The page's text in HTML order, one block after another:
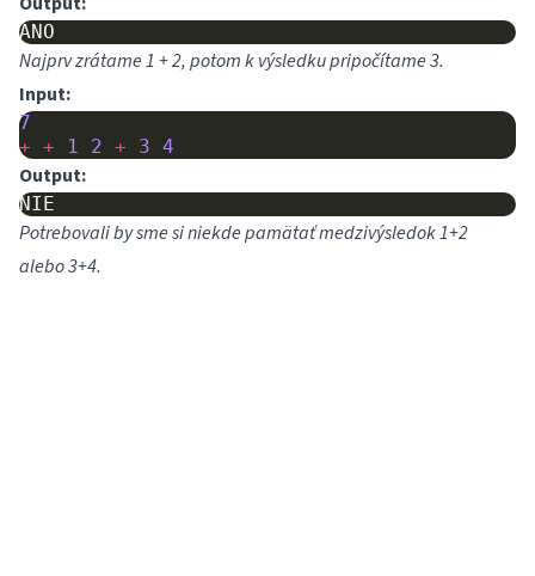
Najprv zrátame 1 + 2, potom k výsledku pripočítame 3.
Input:
7
+ + 1 2 + 3 4
Output:
Potrebovali by sme si niekde pamätať medzivýsledok 1+2
alebo 3+4.